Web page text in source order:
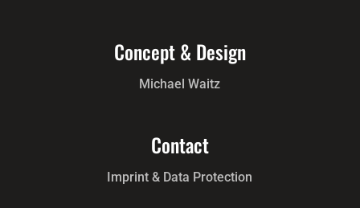
Concept & Design
Michael Waitz
Contact
Imprint & Data Protection